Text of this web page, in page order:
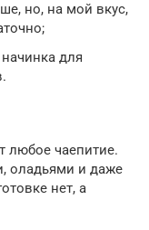
но, на мой вкус,
для
любое чаепитие.
оладьями и даже
нет, а